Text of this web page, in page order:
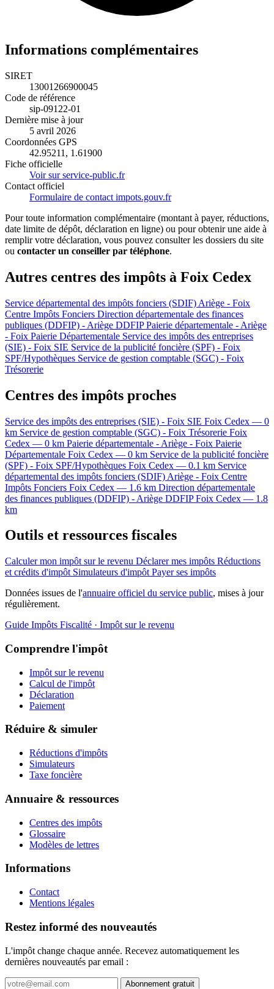
Informations complémentaires
SIRET
13001266900045
Code de référence
sip-09122-01
Dernière mise à jour
5 avril 2026
Coordonnées GPS
42.95211, 1.61900
Fiche officielle
Voir sur service-public.fr
Contact officiel
Formulaire de contact impots.gouv.fr
Pour toute information complémentaire (montant à payer, réductions,
date limite de dépôt, déclaration en ligne) ou pour obtenir une aide à
remplir votre déclaration, vous pouvez consulter les dossiers du site
ou contacter un conseiller par téléphone.
Autres centres des impôts à Foix Cedex
Service départemental des impôts fonciers (SDIF) Ariège - Foix
Centre Impôts Fonciers Direction départementale des finances
publiques (DDFIP) - Ariège DDFIP Paierie départementale - Ariège
- Foix Paierie Départementale Service des impôts des entreprises
(SIE) - Foix SIE Service de la publicité foncière (SPF) - Foix
SPF/Hypothèques Service de gestion comptable (SGC) - Foix
Trésorerie
Centres des impôts proches
Service des impôts des entreprises (SIE) - Foix SIE Foix Cedex — 0
km Service de gestion comptable (SGC) - Foix Trésorerie Foix
Cedex — 0 km Paierie départementale - Ariège - Foix Paierie
Départementale Foix Cedex — 0 km Service de la publicité foncière
(SPF) - Foix SPF/Hypothèques Foix Cedex — 0.1 km Service
départemental des impôts fonciers (SDIF) Ariège - Foix Centre
Impôts Fonciers Foix Cedex — 1.6 km Direction départementale
des finances publiques (DDFIP) - Ariège DDFIP Foix Cedex — 1.8
km
Outils et ressources fiscales
Calculer mon impôt sur le revenu Déclarer mes impôts Réductions
et crédits d'impôt Simulateurs d'impôt Payer ses impôts
Données issues de l'annuaire officiel du service public, mises à jour
régulièrement.
Guide Impôts Fiscalité · Impôt sur le revenu
Comprendre l'impôt
Impôt sur le revenu
Calcul de l'impôt
Déclaration
Paiement
Réduire & simuler
Réductions d'impôts
Simulateurs
Taxe foncière
Annuaire & ressources
Centres des impôts
Glossaire
Modèles de lettres
Informations
Contact
Mentions légales
Restez informé des nouveautés
L'impôt change chaque année. Recevez automatiquement les
dernières nouveautés par email :
Abonnement gratuit